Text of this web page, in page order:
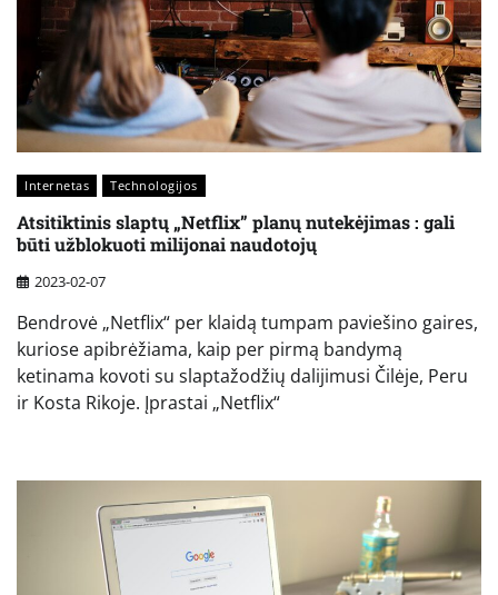
Internetas Technologijos
Atsitiktinis slaptų „Netflix” planų nutekėjimas : gali
būti užblokuoti milijonai naudotojų
2023-02-07
Bendrovė „Netflix“ per klaidą tumpam paviešino gaires,
kuriose apibrėžiama, kaip per pirmą bandymą
ketinama kovoti su slaptažodžių dalijimusi Čilėje, Peru
ir Kosta Rikoje. Įprastai „Netflix“